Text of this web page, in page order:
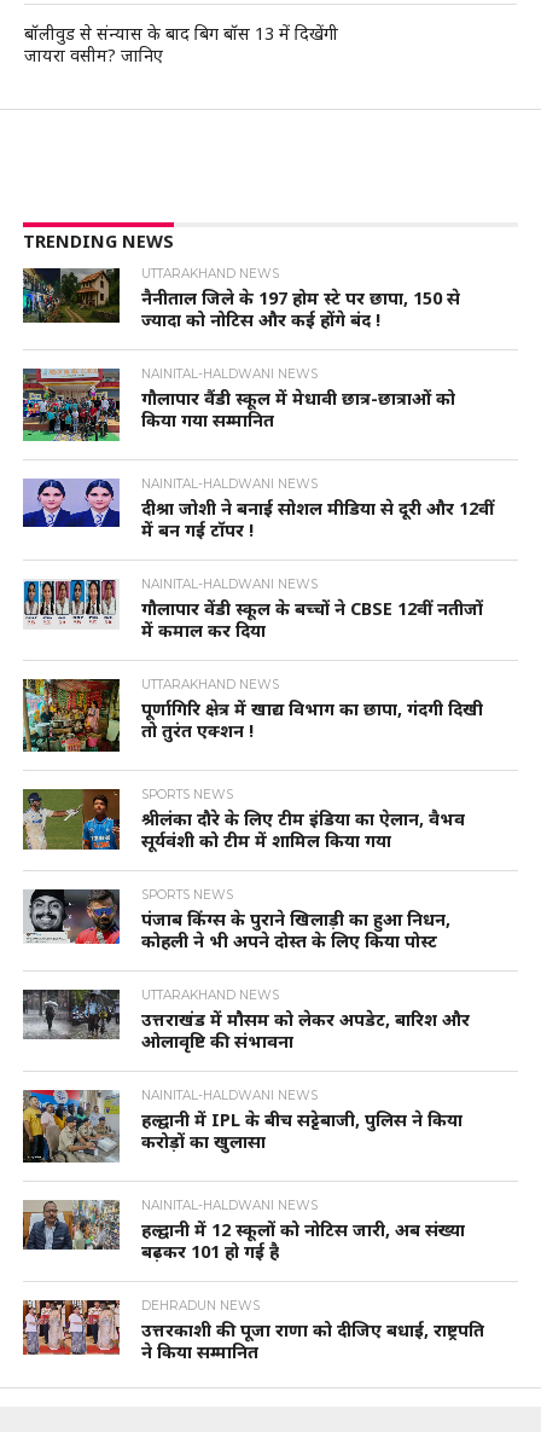
बॉलीवुड से संन्यास के बाद बिग बॉस 13 में दिखेंगी
जायरा वसीम? जानिए
TRENDING NEWS
UTTARAKHAND NEWS
नैनीताल जिले के 197 होम स्टे पर छापा, 150 से
ज्यादा को नोटिस और कई होंगे बंद !
NAINITAL-HALDWANI NEWS
गौलापार वैंडी स्कूल में मेधावी छात्र-छात्राओं को
किया गया सम्मानित
NAINITAL-HALDWANI NEWS
दीश्रा जोशी ने बनाई सोशल मीडिया से दूरी और 12वीं
में बन गई टॉपर !
NAINITAL-HALDWANI NEWS
गौलापार वेंडी स्कूल के बच्चों ने CBSE 12वीं नतीजों
में कमाल कर दिया
UTTARAKHAND NEWS
पूर्णागिरि क्षेत्र में खाद्य विभाग का छापा, गंदगी दिखी
तो तुरंत एक्शन !
SPORTS NEWS
श्रीलंका दौरे के लिए टीम इंडिया का ऐलान, वैभव
सूर्यवंशी को टीम में शामिल किया गया
SPORTS NEWS
पंजाब किंग्स के पुराने खिलाड़ी का हुआ निधन,
कोहली ने भी अपने दोस्त के लिए किया पोस्ट
UTTARAKHAND NEWS
उत्तराखंड में मौसम को लेकर अपडेट, बारिश और
ओलावृष्टि की संभावना
NAINITAL-HALDWANI NEWS
हल्द्वानी में IPL के बीच सट्टेबाजी, पुलिस ने किया
करोड़ों का खुलासा
NAINITAL-HALDWANI NEWS
हल्द्वानी में 12 स्कूलों को नोटिस जारी, अब संख्या
बढ़कर 101 हो गई है
DEHRADUN NEWS
उत्तरकाशी की पूजा राणा को दीजिए बधाई, राष्ट्रपति
ने किया सम्मानित